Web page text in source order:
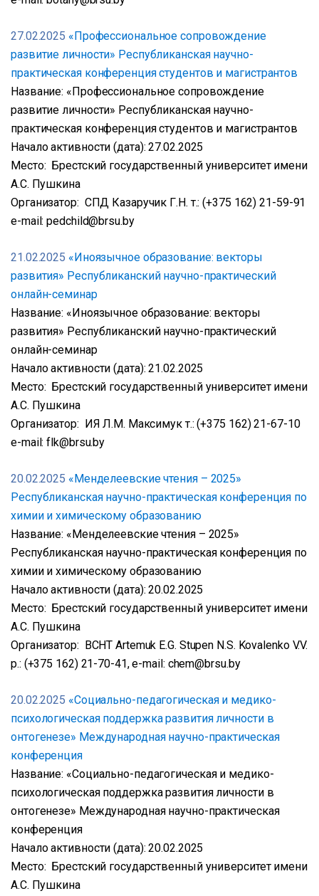
27.02.2025 «Профессиональное сопровождение
развитие личности» Республиканская научно-
практическая конференция студентов и магистрантов
Название: «Профессиональное сопровождение
развитие личности» Республиканская научно-
практическая конференция студентов и магистрантов
Начало активности (дата): 27.02.2025
Место: Брестский государственный университет имени
А.С. Пушкина
Организатор: СПД Казаручик Г.Н. т.: (+375 162) 21-59-91
e-mail: pedchild@brsu.by
21.02.2025 «Иноязычное образование: векторы
развития» Республиканский научно-практический
онлайн-семинар
Название: «Иноязычное образование: векторы
развития» Республиканский научно-практический
онлайн-семинар
Начало активности (дата): 21.02.2025
Место: Брестский государственный университет имени
А.С. Пушкина
Организатор: ИЯ Л.М. Максимук т.: (+375 162) 21-67-10
e-mail: flk@brsu.by
20.02.2025 «Менделеевские чтения – 2025»
Республиканская научно-практическая конференция по
химии и химическому образованию
Название: «Менделеевские чтения – 2025»
Республиканская научно-практическая конференция по
химии и химическому образованию
Начало активности (дата): 20.02.2025
Место: Брестский государственный университет имени
А.С. Пушкина
Организатор: BCHT Artemuk E.G. Stupen N.S. Kovalenko V.V.
p.: (+375 162) 21-70-41, e-mail: chem@brsu.by
20.02.2025 «Социально-педагогическая и медико-
психологическая поддержка развития личности в
онтогенезе» Международная научно-практическая
конференция
Название: «Социально-педагогическая и медико-
психологическая поддержка развития личности в
онтогенезе» Международная научно-практическая
конференция
Начало активности (дата): 20.02.2025
Место: Брестский государственный университет имени
А.С. Пушкина